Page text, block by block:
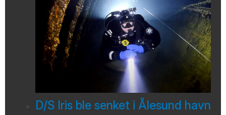
D/S Iris ble senket i Ålesund havn